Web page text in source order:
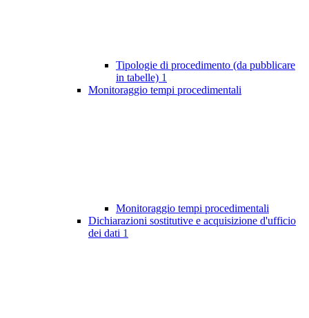
Tipologie di procedimento (da pubblicare
in tabelle) 1
Monitoraggio tempi procedimentali
Monitoraggio tempi procedimentali
Dichiarazioni sostitutive e acquisizione d'ufficio
dei dati 1